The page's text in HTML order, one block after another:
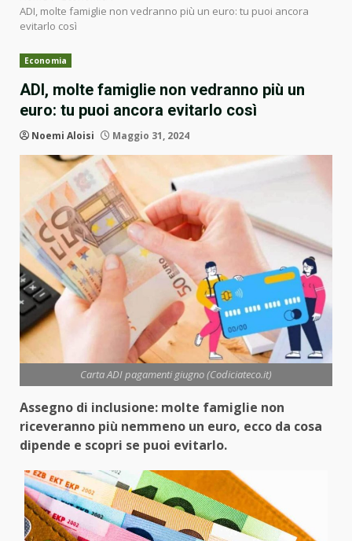
ADI, molte famiglie non vedranno più un euro: tu puoi ancora
evitarlo così
Economia
ADI, molte famiglie non vedranno più un
euro: tu puoi ancora evitarlo così
Noemi Aloisi Maggio 31, 2024
Carta ADI pagamenti giugno (Codiciateco.it)
Assegno di inclusione: molte famiglie non
riceveranno più nemmeno un euro, ecco da cosa
dipende e scopri se puoi evitarlo.